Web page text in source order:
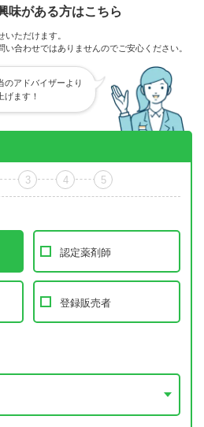
味がある方はこちら
ただけます。
合わせではありませんのでご安心ください。
のアドバイザーより
げます！
3 4 5
認定薬剤師
登録販売者